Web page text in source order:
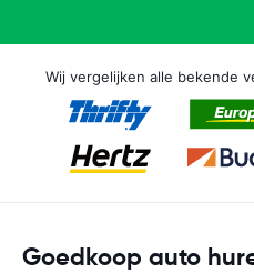
Wij vergelijken alle bekende
Goedkoop auto